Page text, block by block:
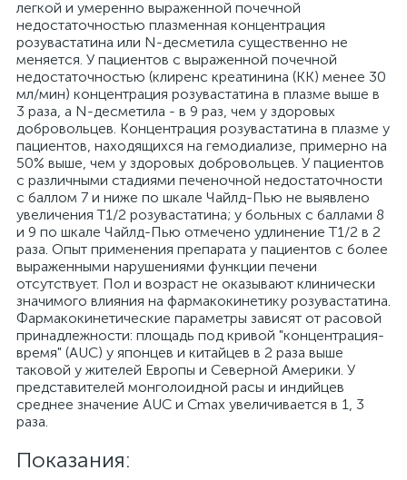
легкой и умеренно выраженной почечной
недостаточностью плазменная концентрация
розувастатина или N-десметила существенно не
меняется. У пациентов с выраженной почечной
недостаточностью (клиренс креатинина (КК) менее 30
мл/мин) концентрация розувастатина в плазме выше в
3 раза, а N-десметила - в 9 раз, чем у здоровых
добровольцев. Концентрация розувастатина в плазме у
пациентов, находящихся на гемодиализе, примерно на
50% выше, чем у здоровых добровольцев. У пациентов
с различными стадиями печеночной недостаточности
с баллом 7 и ниже по шкале Чайлд-Пью не выявлено
увеличения T1/2 розувастатина; у больных с баллами 8
и 9 по шкале Чайлд-Пью отмечено удлинение T1/2 в 2
раза. Опыт применения препарата у пациентов с более
выраженными нарушениями функции печени
отсутствует. Пол и возраст не оказывают клинически
значимого влияния на фармакокинетику розувастатина.
Фармакокинетические параметры зависят от расовой
принадлежности: площадь под кривой "концентрация-
время" (AUC) у японцев и китайцев в 2 раза выше
таковой у жителей Европы и Северной Америки. У
представителей монголоидной расы и индийцев
среднее значение AUC и Cmax увеличивается в 1, 3
раза.
Показания: